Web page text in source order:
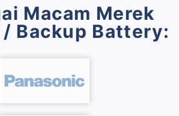
Macam Merek
Backup Battery: